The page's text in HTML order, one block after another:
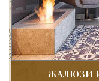
ЖАЛЮЗИ